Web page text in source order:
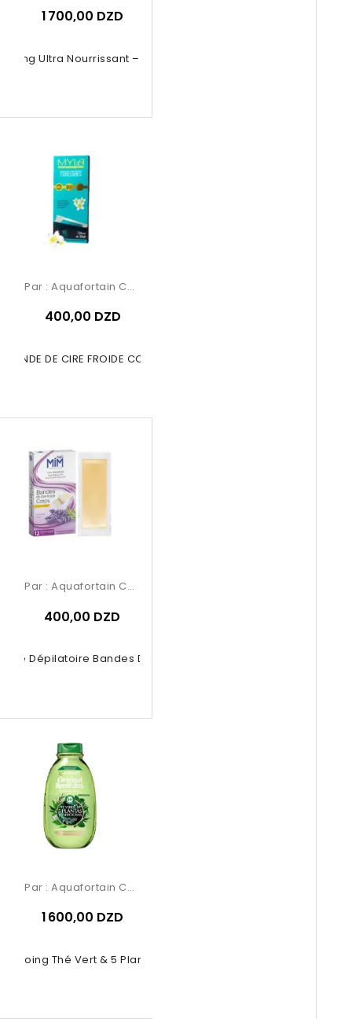
Ultra Nourrissant – Garnier...
1 700,00 DZD
BANDE DE CIRE FROIDE CORPS ET...
Par : Aquafortain Cosmetics
400,00 DZD
Cire Dépilatoire Bandes De Cire...
Par : Aquafortain Cosmetics
400,00 DZD
Thé Vert & 5 Plantes –...
Par : Aquafortain Cosmetics
1 600,00 DZD